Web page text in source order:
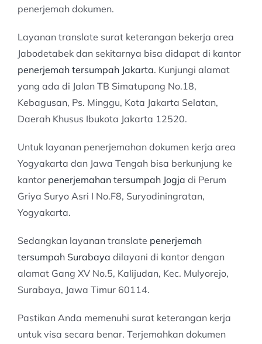
penerjemah dokumen.
Layanan translate surat keterangan bekerja area
Jabodetabek dan sekitarnya bisa didapat di kantor
penerjemah tersumpah Jakarta. Kunjungi alamat
yang ada di Jalan TB Simatupang No.18,
Kebagusan, Ps. Minggu, Kota Jakarta Selatan,
Daerah Khusus Ibukota Jakarta 12520.
Untuk layanan penerjemahan dokumen kerja area
Yogyakarta dan Jawa Tengah bisa berkunjung ke
kantor penerjemahan tersumpah Jogja di Perum
Griya Suryo Asri I No.F8, Suryodiningratan,
Yogyakarta.
Sedangkan layanan translate penerjemah
tersumpah Surabaya dilayani di kantor dengan
alamat Gang XV No.5, Kalijudan, Kec. Mulyorejo,
Surabaya, Jawa Timur 60114.
Pastikan Anda memenuhi surat keterangan kerja
untuk visa secara benar. Terjemahkan dokumen